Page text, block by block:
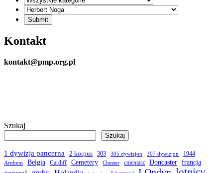
Kontakt
kontakt@pmp.org.pl
Szukaj
Szukaj
1 dywizja pancerna 2 korpus 303 305 dywizjon 307 dywizjon 1944
Arnhem Belgia Cardiff Cemetery Chester cmentarz Doncaster francja